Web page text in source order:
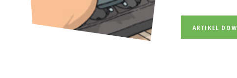
ARTIKEL